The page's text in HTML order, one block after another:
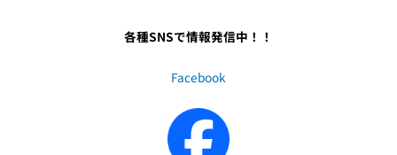
各種SNSで情報発信中！！
Facebook